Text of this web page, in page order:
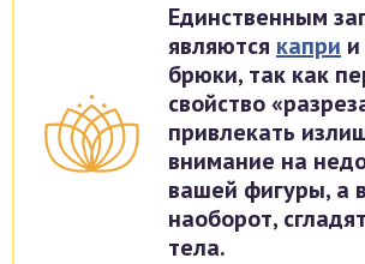
Единственным
являются капри
брюки, так как
свойство
привлекать
внимание на
вашей фигуры, а
наоборот,
тела.